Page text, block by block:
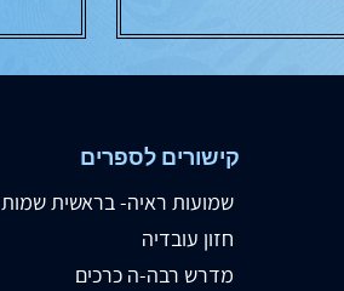
קישורים לספרים
שמועות ראיה- בראשית שמות
חזון עובדיה
מדרש רבה-ה כרכים